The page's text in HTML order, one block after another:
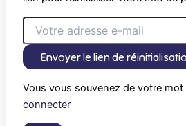
Envoyer le lien de
Vous vous souvenez de votre mot
connecter